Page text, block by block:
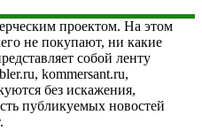
проектом. На этом
не покупают, ни какие
собой ленту
kommersant.ru,
без искажения,
публикуемых новостей